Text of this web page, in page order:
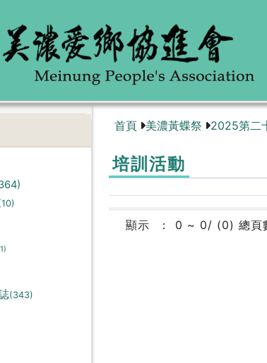
(343)
首頁 美濃黃蝶祭 2025第二
培訓活動
顯示 0 ~ 0/ (0) 總頁